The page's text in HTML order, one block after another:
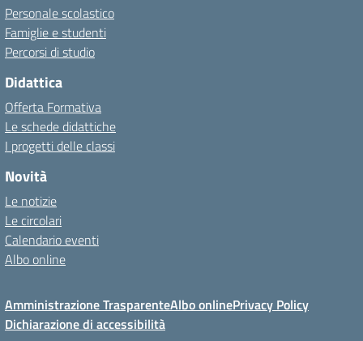
Personale scolastico
Famiglie e studenti
Percorsi di studio
Didattica
Offerta Formativa
Le schede didattiche
I progetti delle classi
Novità
Le notizie
Le circolari
Calendario eventi
Albo online
Amministrazione TrasparenteAlbo onlinePrivacy Policy
Dichiarazione di accessibilità